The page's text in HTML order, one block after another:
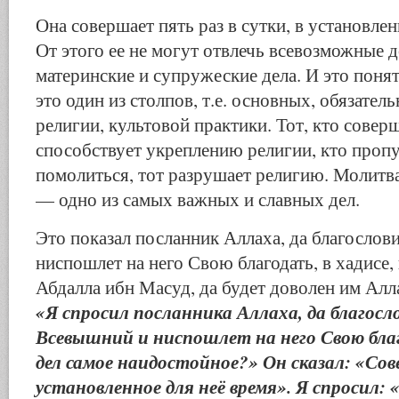
Она совершает пять раз в сутки, в
От этого ее не могут отвлечь
материнские и супружеские дела. И это
это один из столпов, т.е. основных,
религии, культовой практики. Тот, кто
способствует укреплению религии, кто
помолиться, тот разрушает религию.
— одно из самых важных и славных дел.
Это показал посланник Аллаха, да
ниспошлет на него Свою благодать, в
Абдалла ибн Масуд, да будет доволен им
«Я спросил посланника Аллаха, да
Всевышний и ниспошлет на него Свою
дел самое наидостойное?» Он сказал:
установленное для неё время». Я спросил: